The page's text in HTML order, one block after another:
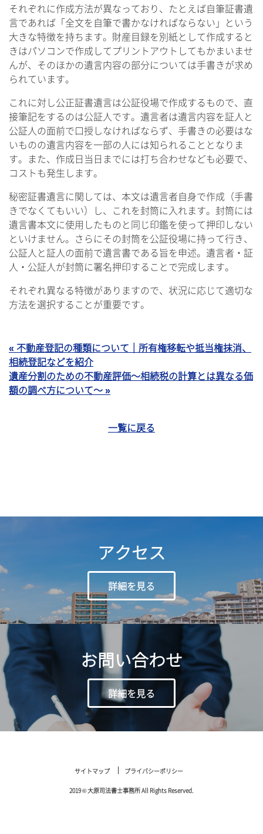
それぞれに作成方法が異なっており、たとえば自筆証書遺
言であれば「全文を自筆で書かなければならない」という
大きな特徴を持ちます。財産目録を別紙として作成すると
きはパソコンで作成してプリントアウトしてもかまいませ
んが、そのほかの遺言内容の部分については手書きが求め
られています。
これに対し公正証書遺言は公証役場で作成するもので、直
接筆記をするのは公証人です。遺言者は遺言内容を証人と
公証人の面前で口授しなければならず、手書きの必要はな
いものの遺言内容を一部の人には知られることとなりま
す。また、作成日当日までには打ち合わせなども必要で、
コストも発生します。
秘密証書遺言に関しては、本文は遺言者自身で作成（手書
きでなくてもいい）し、これを封筒に入れます。封筒には
遺言書本文に使用したものと同じ印鑑を使って押印しない
といけません。さらにその封筒を公証役場に持って行き、
公証人と証人の面前で遺言書である旨を申述。遺言者・証
人・公証人が封筒に署名押印することで完成します。
それぞれ異なる特徴がありますので、状況に応じて適切な
方法を選択することが重要です。
« 不動産登記の種類について｜所有権移転や抵当権抹消、
相続登記などを紹介
遺産分割のための不動産評価～相続税の計算とは異なる価
額の調べ方について～ »
一覧に戻る
アクセス
詳細を見る
お問い合わせ
詳細を見る
サイトマップ プライバシーポリシー
2019 © 大原司法書士事務所 All Rights Reserved.